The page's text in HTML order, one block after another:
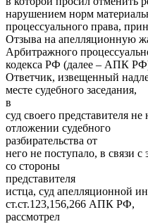
нарушением норм
процессуального права,
Отзыва на апелляционную
Арбитражного
кодекса РФ (далее – АПК
Ответчик, извещенный
месте судебного заседания,
в
суд своего представителя
отложении судебного
разбирательства от
него не поступало, в связи
со стороны
представителя
истца, суд апелляционной
ст.ст.123,156,266 АПК РФ,
рассмотрел